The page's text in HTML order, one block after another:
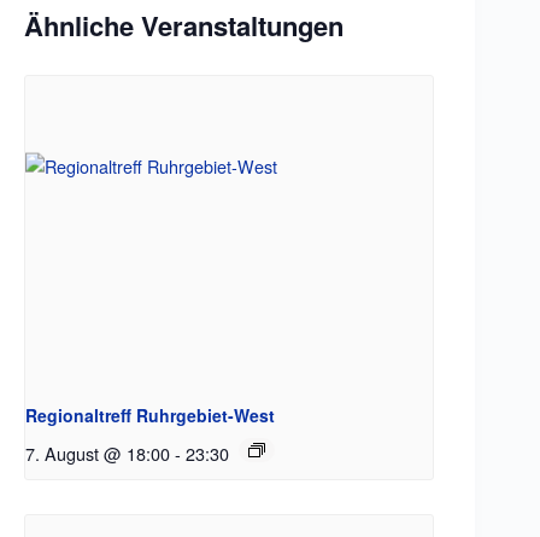
Ähnliche Veranstaltungen
Regionaltreff Ruhrgebiet-West
7. August @ 18:00- 23:30